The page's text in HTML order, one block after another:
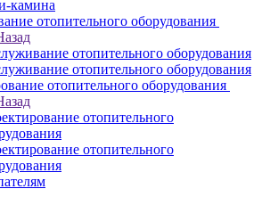
камина
отопительного оборудования
отопительного оборудования
отопительного оборудования
отопительного оборудования
отопительного
отопительного